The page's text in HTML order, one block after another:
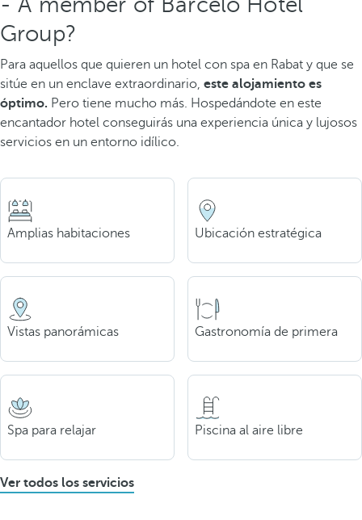
Group?
Para aquellos que quieren un hotel con spa en Rabat y que se
sitúe en un enclave extraordinario, este alojamiento es
óptimo. Pero tiene mucho más. Hospedándote en este
encantador hotel conseguirás una experiencia única y lujosos
servicios en un entorno idílico.
Amplias habitaciones Ubicación estratégica
Vistas panorámicas Gastronomía de primera
Spa para relajar Piscina al aire libre
Ver todos los servicios